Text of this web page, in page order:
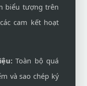
biểu tượng trên
cam kết hoạt
Toàn bộ quá
và sao chép ký